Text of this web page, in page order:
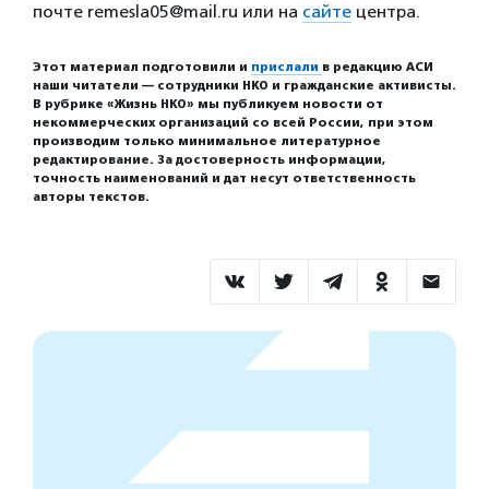
почте remesla05@mail.ru или на сайте центра.
Этот материал подготовили и прислали в редакцию АСИ
наши читатели — сотрудники НКО и гражданские активисты.
В рубрике «Жизнь НКО» мы публикуем новости от
некоммерческих организаций со всей России, при этом
производим только минимальное литературное
редактирование. За достоверность информации,
точность наименований и дат несут ответственность
авторы текстов.